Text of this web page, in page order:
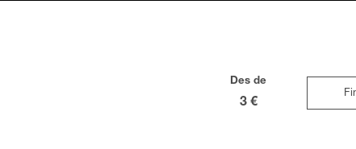
Des de
3 €